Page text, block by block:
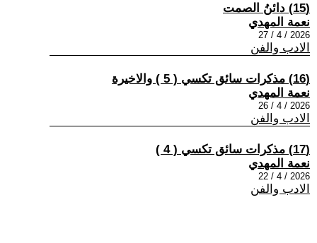
(15) دائنُ الصمت
نعمة المهدي
2026 / 4 / 27
الادب والفن
(16) مذكرات سائق تكسي ( 5 ) والاخيرة
نعمة المهدي
2026 / 4 / 26
الادب والفن
(17) مذكرات سائق تكسي ( 4 )
نعمة المهدي
2026 / 4 / 22
الادب والفن